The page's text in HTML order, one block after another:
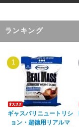
ランキング
1
ギャスパリニュートリシ
ョン・超徳用リアルマ